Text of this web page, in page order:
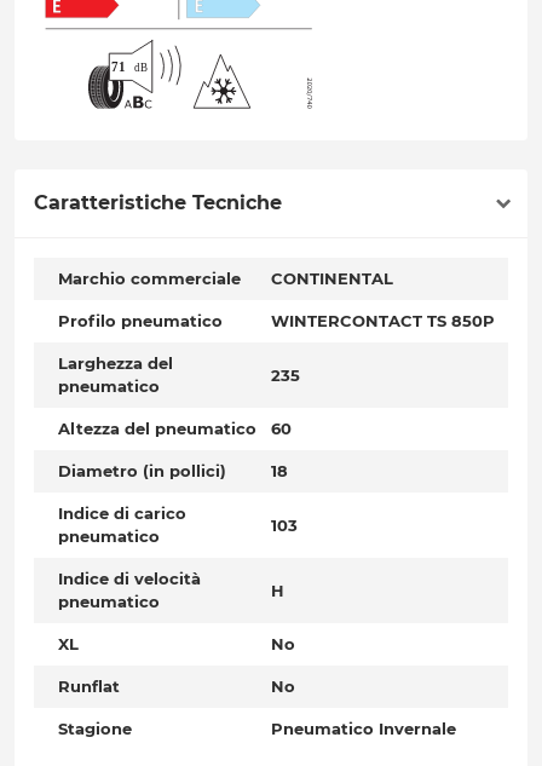
Caratteristiche Tecniche
Marchio commerciale CONTINENTAL
Profilo pneumatico WINTERCONTACT TS 850P
Larghezza del
pneumatico
235
Altezza del pneumatico 60
Diametro (in pollici) 18
Indice di carico
pneumatico
103
Indice di velocità
pneumatico
H
XL No
Runflat No
Stagione Pneumatico Invernale